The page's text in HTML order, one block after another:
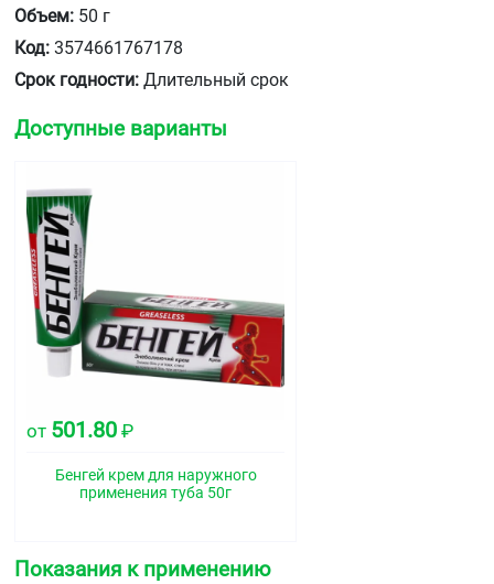
Объем: 50 г
Код: 3574661767178
Срок годности: Длительный срок
Доступные варианты
от 501.80 ₽
Бенгей крем для наружного
применения туба 50г
Показания к применению